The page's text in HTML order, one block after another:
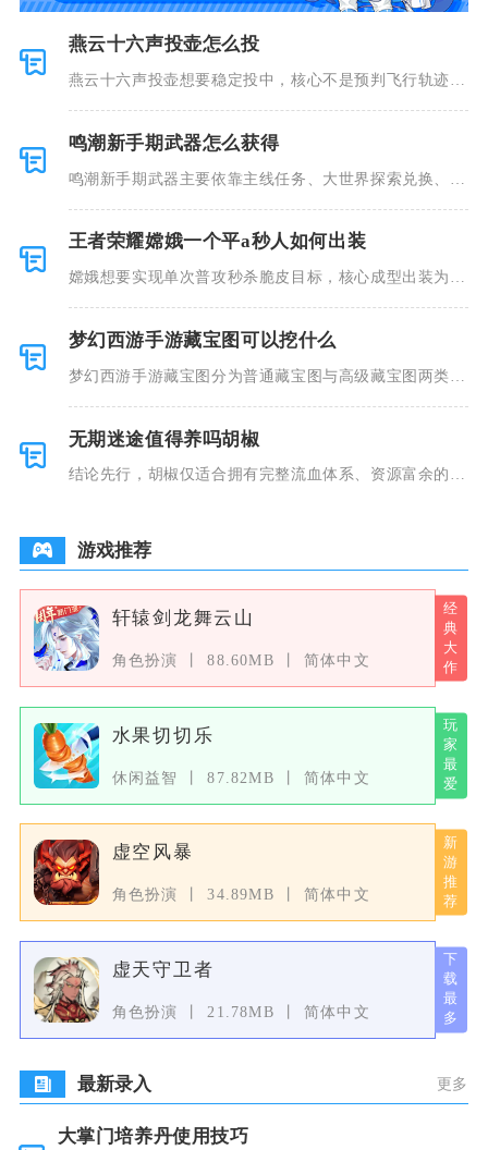
燕云十六声投壶怎么投
燕云十六声投壶想要稳定投中，核心不是预判飞行轨迹，
鸣潮新手期武器怎么获得
鸣潮新手期武器主要依靠主线任务、大世界探索兑换、锻
王者荣耀嫦娥一个平a秒人如何出装
嫦娥想要实现单次普攻秒杀脆皮目标，核心成型出装为秘
梦幻西游手游藏宝图可以挖什么
梦幻西游手游藏宝图分为普通藏宝图与高级藏宝图两类，
无期迷途值得养吗胡椒
结论先行，胡椒仅适合拥有完整流血体系、资源富余的玩
游戏推荐
轩辕剑龙舞云山
角色扮演 88.60MB 简体中文
水果切切乐
休闲益智 87.82MB 简体中文
虚空风暴
角色扮演 34.89MB 简体中文
虚天守卫者
角色扮演 21.78MB 简体中文
最新录入 更多
大掌门培养丹使用技巧